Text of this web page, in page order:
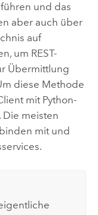
und das
aber auch über
auf
um REST-
Übermittlung
diese Methode
mit Python-
Die meisten
mit und